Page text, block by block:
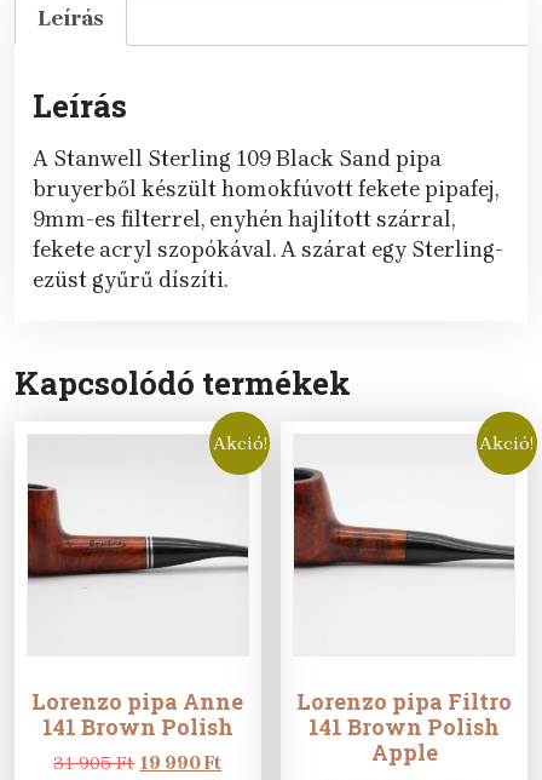
Leírás
Leírás
A Stanwell Sterling 109 Black Sand pipa
bruyerből készült homokfúvott fekete pipafej,
9mm-es filterrel, enyhén hajlított szárral,
fekete acryl szopókával. A szárat egy Sterling-
ezüst gyűrű díszíti.
Kapcsolódó termékek
Akció!
Lorenzo pipa Anne
141 Brown Polish
31 905Ft Original
19 990FtCurrent
Akció!
Lorenzo pipa Filtro
141 Brown Polish
Apple